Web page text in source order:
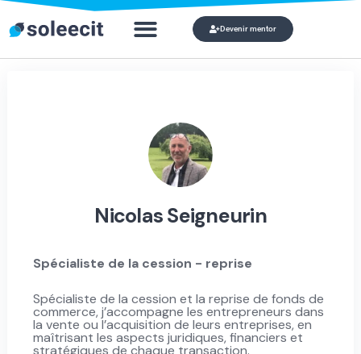
Devenir mentor
Nicolas Seigneurin
Spécialiste de la cession - reprise
Spécialiste de la cession et la reprise de fonds de
commerce, j’accompagne les entrepreneurs dans
la vente ou l’acquisition de leurs entreprises, en
maîtrisant les aspects juridiques, financiers et
stratégiques de chaque transaction.